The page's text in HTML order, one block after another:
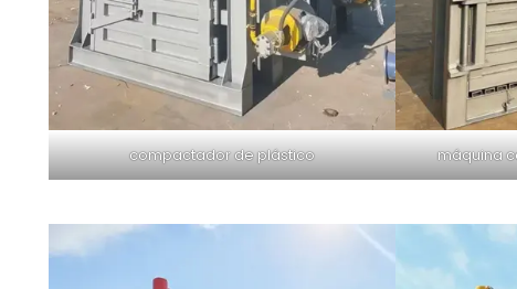
compactador de plástico máquina